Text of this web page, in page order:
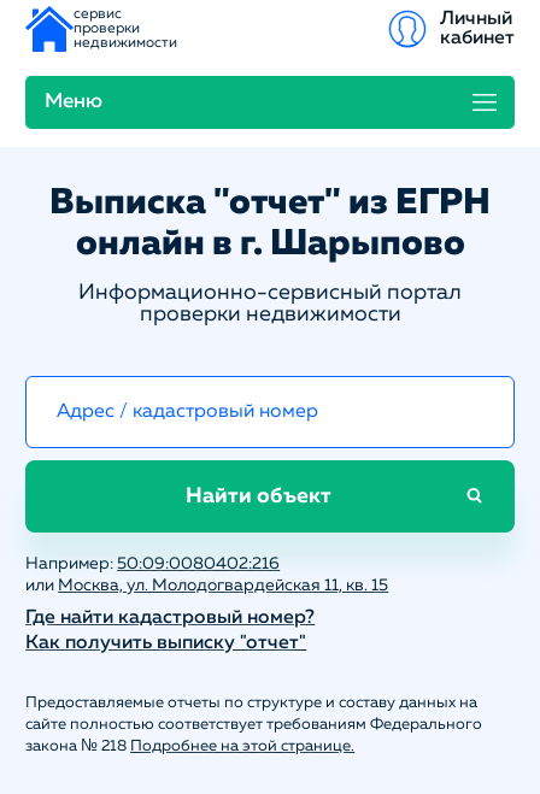
сервис
проверки
недвижимости
Меню
Личный
кабинет
Выписка "отчет" из ЕГРН
онлайн в г. Шарыпово
Информационно-сервисный портал
проверки недвижимости
Найти объект
Например:50:09:0080402:216
или Москва, ул. Молодогвардейская 11, кв. 15
Где найти кадастровый номер?
Как получить выписку "отчет"
Предоставляемые отчеты по структуре и составу данных на
сайте полностью соответствует требованиям Федерального
закона № 218 Подробнее на этой странице.